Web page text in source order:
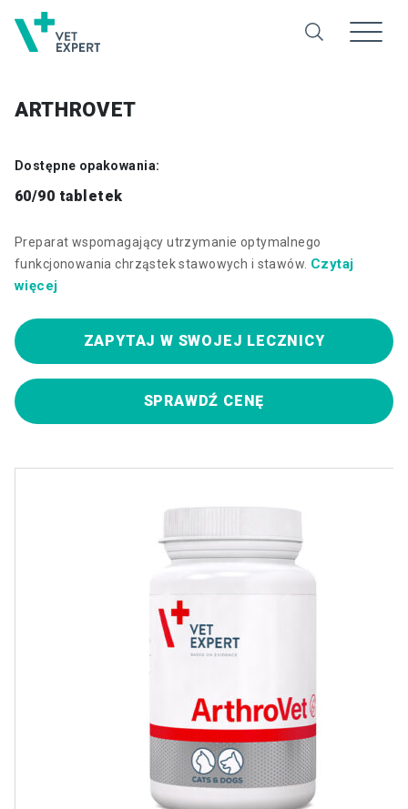
ARTHROVET
Dostępne opakowania:
60/90 tabletek
Preparat wspomagający utrzymanie optymalnego
funkcjonowania chrząstek stawowych i stawów. Czytaj
więcej
ZAPYTAJ W SWOJEJ LECZNICY
SPRAWDŹ CENĘ